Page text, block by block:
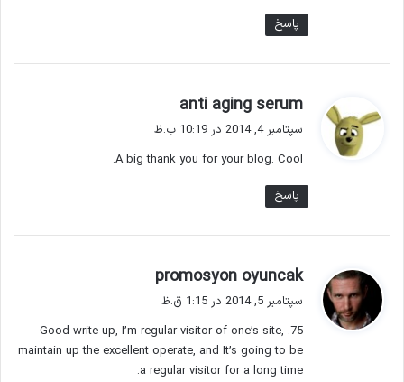
پاسخ
anti aging serum
سپتامبر 4, 2014 در 10:19 ب.ظ
A big thank you for your blog. Cool.
پاسخ
promosyon oyuncak
:
سپتامبر 5, 2014 در 1:15 ق.ظ
75. Good write-up, I’m regular visitor of one’s site,
maintain up the excellent operate, and It’s going to be
a regular visitor for a long time.